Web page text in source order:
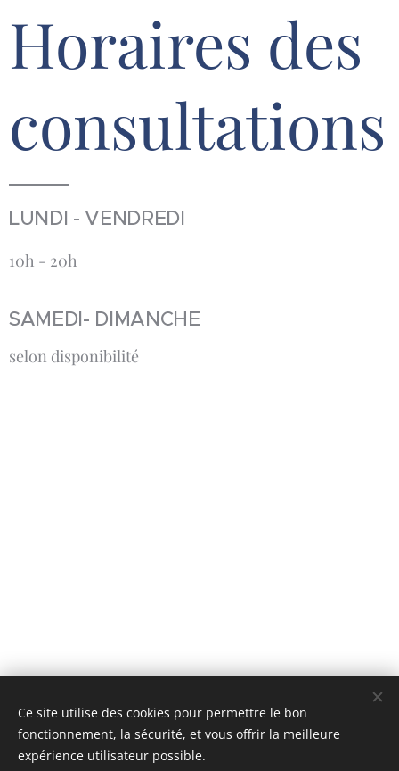
Horaires des
consultations
LUNDI - VENDREDI
10h - 20h
SAMEDI- DIMANCHE
selon disponibilité
Ce site utilise des cookies pour permettre le bon
fonctionnement, la sécurité, et vous offrir la meilleure
expérience utilisateur possible.